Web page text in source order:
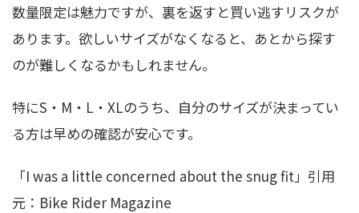
数量限定は魅力ですが、裏を返すと買い逃すリスクが
あります。欲しいサイズがなくなると、あとから探す
のが難しくなるかもしれません。
特にS・M・L・XLのうち、自分のサイズが決まってい
る方は早めの確認が安心です。
「I was a little concerned about the snug fit」引用
元：Bike Rider Magazine